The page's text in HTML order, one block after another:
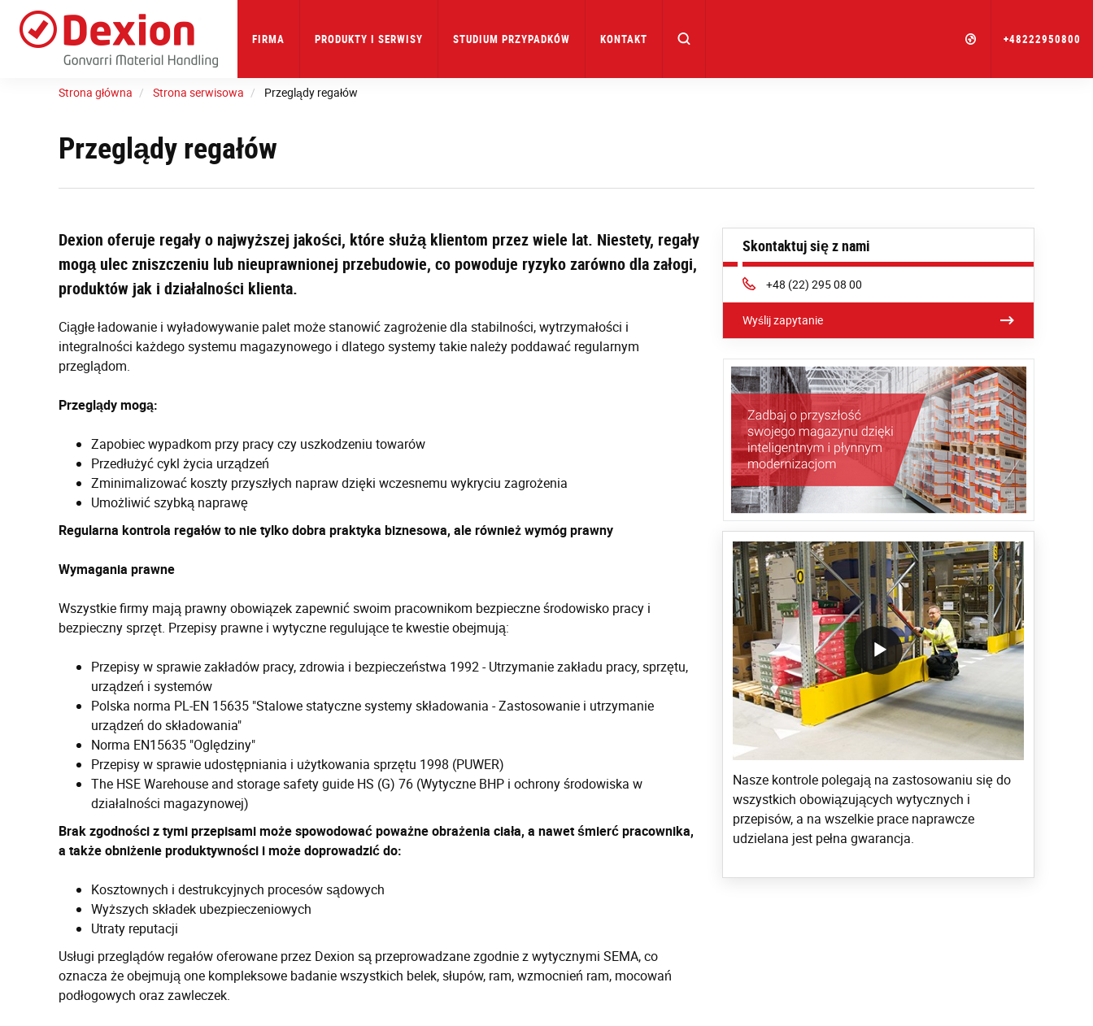
main
FIRMA PRODUKTY I SERWISY STUDIUM PRZYPADKÓW KONTAKT +48222950800
Strona główna Strona serwisowa Przeglądy regałów
Przeglądy regałów
Dexion oferuje regały o najwyższej jakości, które służą klientom przez wiele lat. Niestety, regały
mogą ulec zniszczeniu lub nieuprawnionej przebudowie, co powoduje ryzyko zarówno dla załogi,
produktów jak i działalności klienta.
Ciągłe ładowanie i wyładowywanie palet może stanowić zagrożenie dla stabilności, wytrzymałości i
integralności każdego systemu magazynowego i dlatego systemy takie należy poddawać regularnym
przeglądom.
Przeglądy mogą:
Zapobiec wypadkom przy pracy czy uszkodzeniu towarów
Przedłużyć cykl życia urządzeń
Zminimalizować koszty przyszłych napraw dzięki wczesnemu wykryciu zagrożenia
Umożliwić szybką naprawę
Regularna kontrola regałów to nie tylko dobra praktyka biznesowa, ale również wymóg prawny
Wymagania prawne
Wszystkie firmy mają prawny obowiązek zapewnić swoim pracownikom bezpieczne środowisko pracy i
bezpieczny sprzęt. Przepisy prawne i wytyczne regulujące te kwestie obejmują:
Przepisy w sprawie zakładów pracy, zdrowia i bezpieczeństwa 1992 - Utrzymanie zakładu pracy, sprzętu,
urządzeń i systemów
Polska norma PL-EN 15635 "Stalowe statyczne systemy składowania - Zastosowanie i utrzymanie
urządzeń do składowania"
Norma EN15635 "Oględziny"
Przepisy w sprawie udostępniania i użytkowania sprzętu 1998 (PUWER)
The HSE Warehouse and storage safety guide HS (G) 76 (Wytyczne BHP i ochrony środowiska w
działalności magazynowej)
Brak zgodności z tymi przepisami może spowodować poważne obrażenia ciała, a nawet śmierć pracownika,
a także obniżenie produktywności i może doprowadzić do:
Kosztownych i destrukcyjnych procesów sądowych
Wyższych składek ubezpieczeniowych
Utraty reputacji
Usługi przeglądów regałów oferowane przez Dexion są przeprowadzane zgodnie z wytycznymi SEMA, co
oznacza że obejmują one kompleksowe badanie wszystkich belek, słupów, ram, wzmocnień ram, mocowań
podłogowych oraz zawleczek.
Skontaktuj się z nami
Phone:
+48 (22) 295 08 00
Wyślij zapytanie
/block/textandmediablock/playvideo.Localize())
Nasze kontrole polegają na zastosowaniu się do
wszystkich obowiązujących wytycznych i
przepisów, a na wszelkie prace naprawcze
udzielana jest pełna gwarancja.